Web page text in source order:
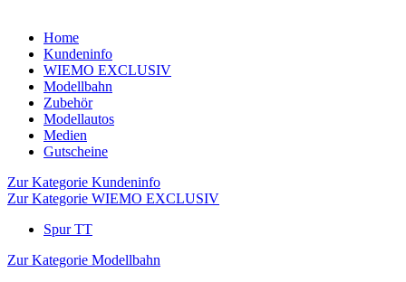
Home
Kundeninfo
WIEMO EXCLUSIV
Modellbahn
Zubehör
Modellautos
Medien
Gutscheine
Zur Kategorie Kundeninfo
Zur Kategorie WIEMO EXCLUSIV
Spur TT
Zur Kategorie Modellbahn